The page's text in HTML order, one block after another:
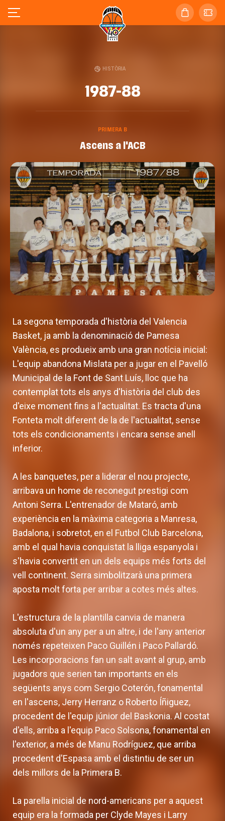
HISTÒRIA
1987-88
PRIMERA B
Ascens a l'ACB
La segona temporada d'història del Valencia
Basket, ja amb la denominació de Pamesa
València, es produeix amb una gran notícia inicial:
L'equip abandona Mislata per a jugar en el Pavelló
Municipal de la Font de Sant Luís, lloc que ha
contemplat tots els anys d'història del club des
d'eixe moment fins a l'actualitat. Es tracta d'una
Fonteta molt diferent de la de l'actualitat, sense
tots els condicionaments i encara sense anell
inferior.
A les banquetes, per a liderar el nou projecte,
arribava un home de reconegut prestigi com
Antoni Serra. L'entrenador de Mataró, amb
experiència en la màxima categoria a Manresa,
Badalona, i sobretot, en el Futbol Club Barcelona,
amb el qual havia conquistat la lliga espanyola i
s'havia convertit en un dels equips més forts del
vell continent. Serra simbolitzarà una primera
aposta molt forta per arribar a cotes més altes.
L'estructura de la plantilla canvia de manera
absoluta d'un any per a un altre, i de l'any anterior
només repeteixen Paco Guillén i Paco Pallardó.
Les incorporacions fan un salt avant al grup, amb
jugadors que serien tan importants en els
següents anys com Sergio Coterón, fonamental
en l'ascens, Jerry Herranz o Roberto Íñiguez,
procedent de l'equip júnior del Baskonia. Al costat
d'ells, arriba a l'equip Paco Solsona, fonamental en
l'exterior, a més de Manu Rodríguez, que arriba
procedent d'Espasa amb el distintiu de ser un
dels millors de la Primera B.
La parella inicial de nord-americans per a aquest
equip era la formada per Clyde Mayes i Larry